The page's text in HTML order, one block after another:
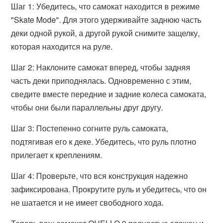
Шаг 1: Убедитесь, что самокат находится в режиме
"Skate Mode". Для этого удерживайте заднюю часть
деки одной рукой, а другой рукой снимите защелку,
которая находится на руле.
Шаг 2: Наклоните самокат вперед, чтобы задняя
часть деки приподнялась. Одновременно с этим,
сведите вместе передние и задние колеса самоката,
чтобы они были параллельны друг другу.
Шаг 3: Постепенно согните руль самоката,
подтягивая его к деке. Убедитесь, что руль плотно
прилегает к креплениям.
Шаг 4: Проверьте, что вся конструкция надежно
зафиксирована. Прокрутите руль и убедитесь, что он
не шатается и не имеет свободного хода.